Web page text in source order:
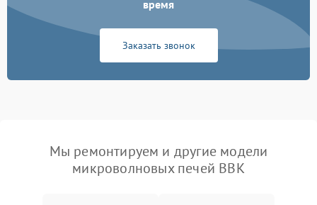
время
Заказать звонок
Мы ремонтируем и другие модели
микроволновых печей BBK